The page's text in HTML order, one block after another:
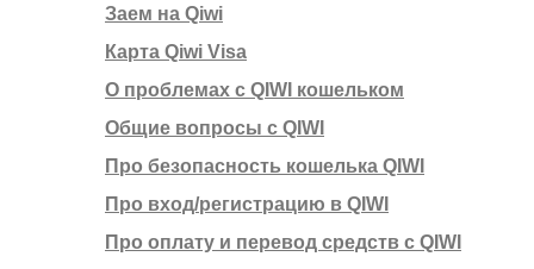
Заем на Qiwi
Карта Qiwi Visa
О проблемах с QIWI кошельком
Общие вопросы с QIWI
Про безопасность кошелька QIWI
Про вход/регистрацию в QIWI
Про оплату и перевод средств c QIWI